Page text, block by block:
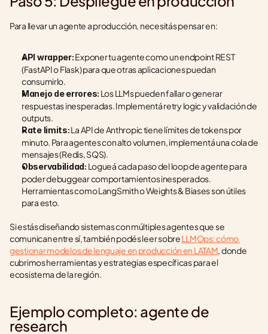
Para llevar un agente a producción, necesitás pensar en:
API wrapper: Exponer tu agente como un endpoint REST
(FastAPI o Flask) para que otras aplicaciones puedan
consumirlo.
Manejo de errores: Los LLMs pueden fallar o generar
respuestas inesperadas. Implementá retry logic y validación de
outputs.
Rate limits: La API de Anthropic tiene límites de tokens por
minuto. Para agentes con alto volumen, implementá una cola de
mensajes (Redis, SQS).
Observabilidad: Logueá cada paso del loop de agente para
poder debuggear comportamientos inesperados.
Herramientas como LangSmith o Weights & Biases son útiles
para esto.
Si estás diseñando sistemas con múltiples agentes que se
comunican entre sí, también podés leer sobre LLMOps: cómo
gestionar modelos de lenguaje en producción en LATAM, donde
cubrimos herramientas y estrategias específicas para el
ecosistema de la región.
Ejemplo completo: agente de
research